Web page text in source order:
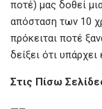
ποτέ) μας δοθεί
απόσταση των 10
πρόκειται ποτέ
δείξει ότι
Στις Πίσω